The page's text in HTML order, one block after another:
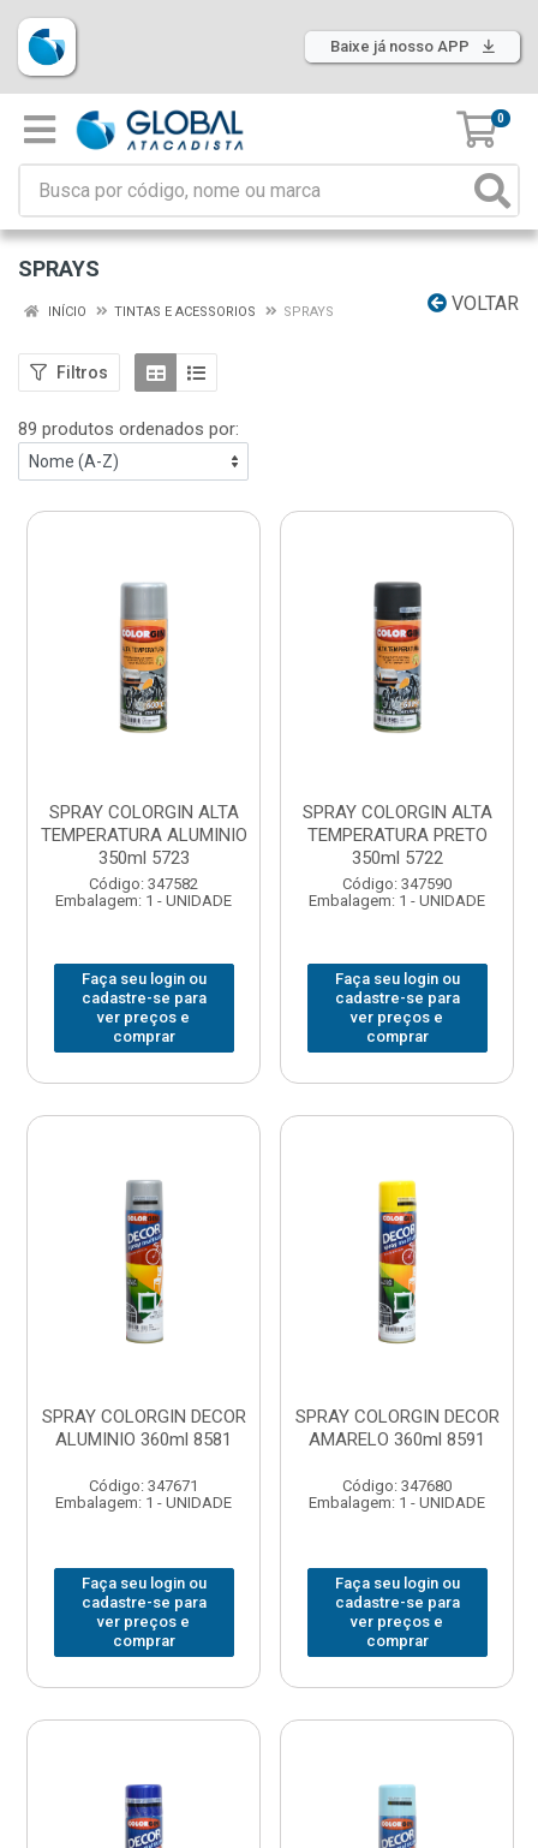
Baixe já nosso APP
0
SPRAYS
VOLTAR
INÍCIO TINTAS E ACESSORIOS SPRAYS
Filtros
89 produtos ordenados por:
SPRAY COLORGIN ALTA
TEMPERATURA ALUMINIO
350ml 5723
Código: 347582
Embalagem: 1 - UNIDADE
Faça seu login ou
cadastre-se para
ver preços e
comprar
SPRAY COLORGIN ALTA
TEMPERATURA PRETO
350ml 5722
Código: 347590
Embalagem: 1 - UNIDADE
Faça seu login ou
cadastre-se para
ver preços e
comprar
SPRAY COLORGIN DECOR
ALUMINIO 360ml 8581
Código: 347671
Embalagem: 1 - UNIDADE
Faça seu login ou
cadastre-se para
ver preços e
comprar
SPRAY COLORGIN DECOR
AMARELO 360ml 8591
Código: 347680
Embalagem: 1 - UNIDADE
Faça seu login ou
cadastre-se para
ver preços e
comprar